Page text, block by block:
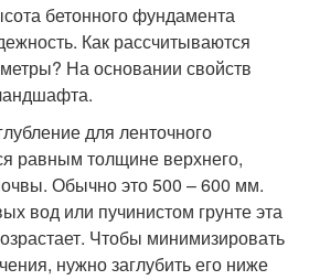
бетонного фундамента
Как рассчитываются
На основании свойств
для ленточного
равным толщине верхнего,
Обычно это 500 – 600 мм.
вод или пучинистом грунте эта
Чтобы минимизировать
нужно заглубить его ниже